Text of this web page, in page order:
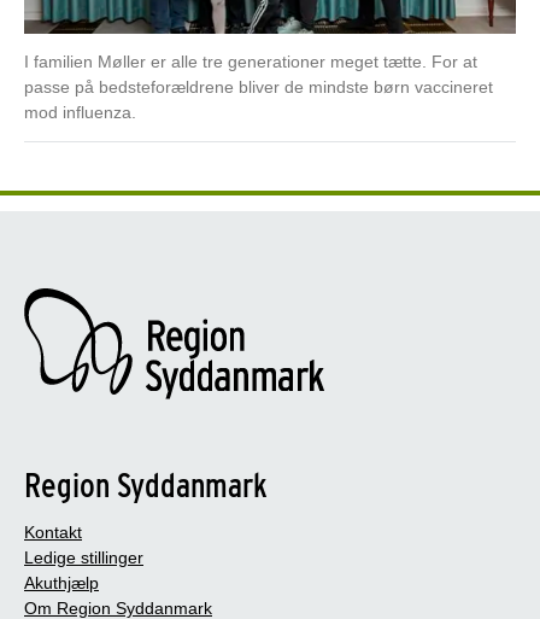
I familien Møller er alle tre generationer meget tætte. For at
passe på bedsteforældrene bliver de mindste børn vaccineret
mod influenza.
Region Syddanmark
Kontakt
Ledige stillinger
Akuthjælp
Om Region Syddanmark